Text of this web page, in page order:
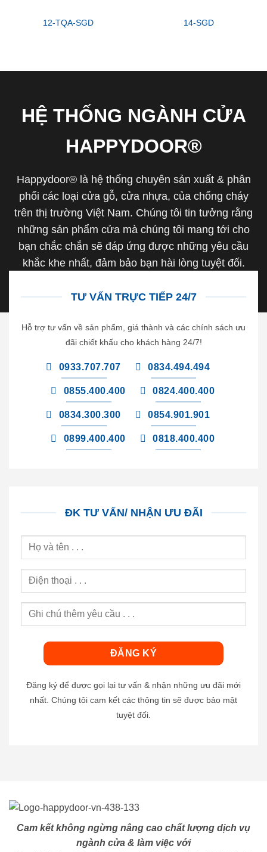
12-TQA-SGD 14-SGD
HỆ THỐNG NGÀNH CỬA
HAPPYDOOR®
Happydoor® là hệ thống chuyên sản xuất & phân
phối các loại cửa gỗ, cửa nhựa, của chống cháy
trên thị trường Việt Nam. Chúng tôi tin tưởng rằng
những sản phẩm cửa mà chúng tôi mang tới cho
bạn chắc chắn sẽ đáp ứng được những yêu cầu
khắc khe nhất, đảm bảo bạn hài lòng tuyệt đối.
TƯ VẤN TRỰC TIẾP 24/7
Hỗ trợ tư vấn về sản phẩm, giá thành và các chính sách ưu
đãi chiết khấu cho khách hàng 24/7!
0933.707.707 0834.494.494
0855.400.400 0824.400.400
0834.300.300 0854.901.901
0899.400.400 0818.400.400
ĐK TƯ VẤN/ NHẬN ƯU ĐÃI
Đăng ký để được gọi lại tư vấn & nhận những ưu đãi mới
nhất. Chúng tôi cam kết các thông tin sẽ được bảo mật
tuyệt đối.
Cam kết không ngừng nâng cao chất lượng dịch vụ
ngành cửa & làm việc với